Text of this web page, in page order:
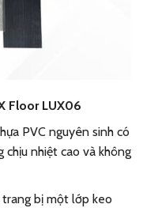
Floor LUX06
PVC nguyên sinh có
chịu nhiệt cao và không
bị một lớp keo